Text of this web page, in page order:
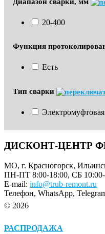
20-400
Функция
Есть
Тип сварки
Электромуфтовая
ДИСКОНТ-ЦЕНТР
МО, г. Красногорск,
ПН-ПТ 8:00-18:00, СБ
E-mail: info@trub-remont.ru
Телефон, WhatsApp,
© 2026
РАСПРОДАЖА